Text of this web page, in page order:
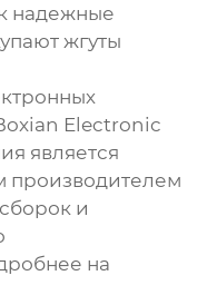
надежные
жгуты
Electronic
является
производителем
и
на